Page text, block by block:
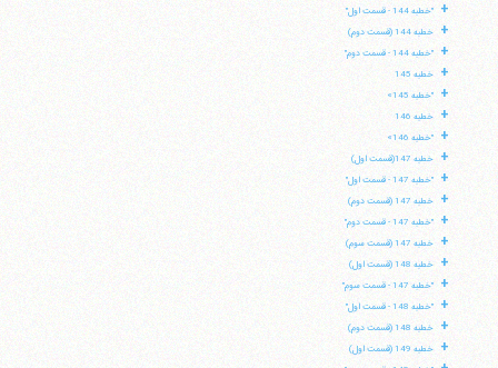
+ "خطبه 144 - قسمت اول"
+ خطبه 144 (قسمت دوم)
+ "خطبه 144 - قسمت دوم"
+ خطبه 145
+ "خطبه 145»
+ خطبه 146
+ "خطبه 146»
+ خطبه 147(قسمت اول)
+ "خطبه 147 - قسمت اول"
+ خطبه 147 (قسمت دوم)
+ "خطبه 147 - قسمت دوم"
+ خطبه 147 (قسمت سوم)
+ خطبه 148 (قسمت اول)
+ "خطبه 147 - قسمت سوم"
+ "خطبه 148 - قسمت اول"
+ خطبه 148 (قسمت دوم)
+ خطبه 149 (قسمت اول)